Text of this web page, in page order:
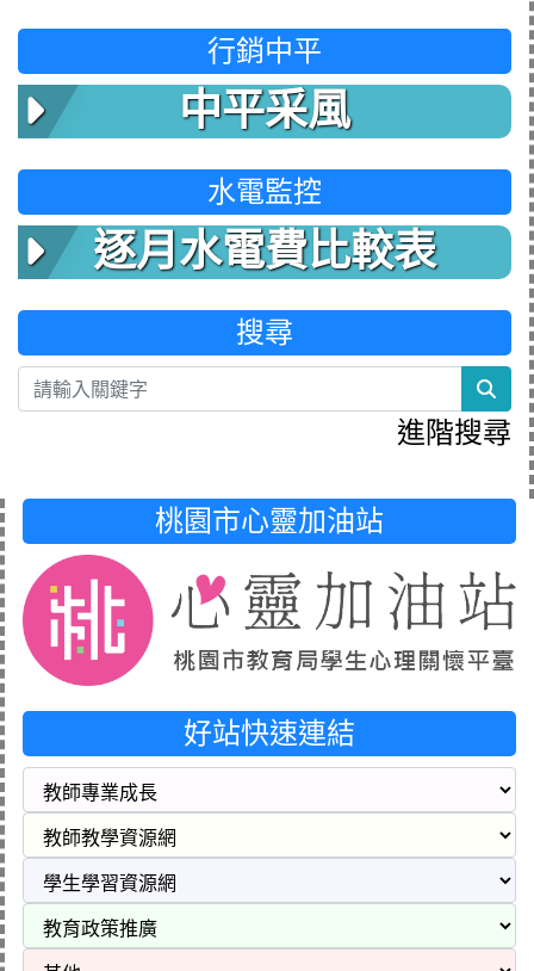
行銷中平
中平采風
水電監控
逐月水電費比較表
搜尋
進階搜尋
桃園市心靈加油站
好站快速連結